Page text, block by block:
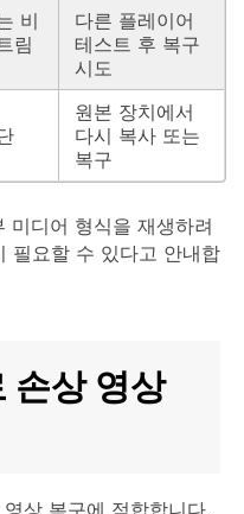
비
림
다른 플레이어
테스트 후 복구
시도
원본 장치에서
다시 복사 또는
복구
디어 형식을 재생하려
필요할 수 있다고 안내합
상 영상
상 복구에 적합합니다.